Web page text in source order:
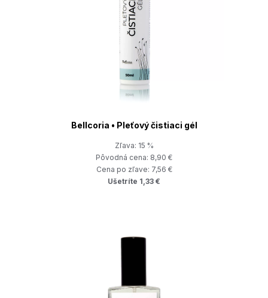
Bellcoria • Pleťový čistiaci gél
Zľava: 15 %
Pôvodná cena: 8,90 €
Cena po zľave: 7,56 €
Ušetríte 1,33 €